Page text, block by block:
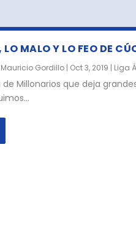
LO MALO Y LO FEO DE
Mauricio Gordillo | Oct 3, 2019 | Liga
Millonarios que deja